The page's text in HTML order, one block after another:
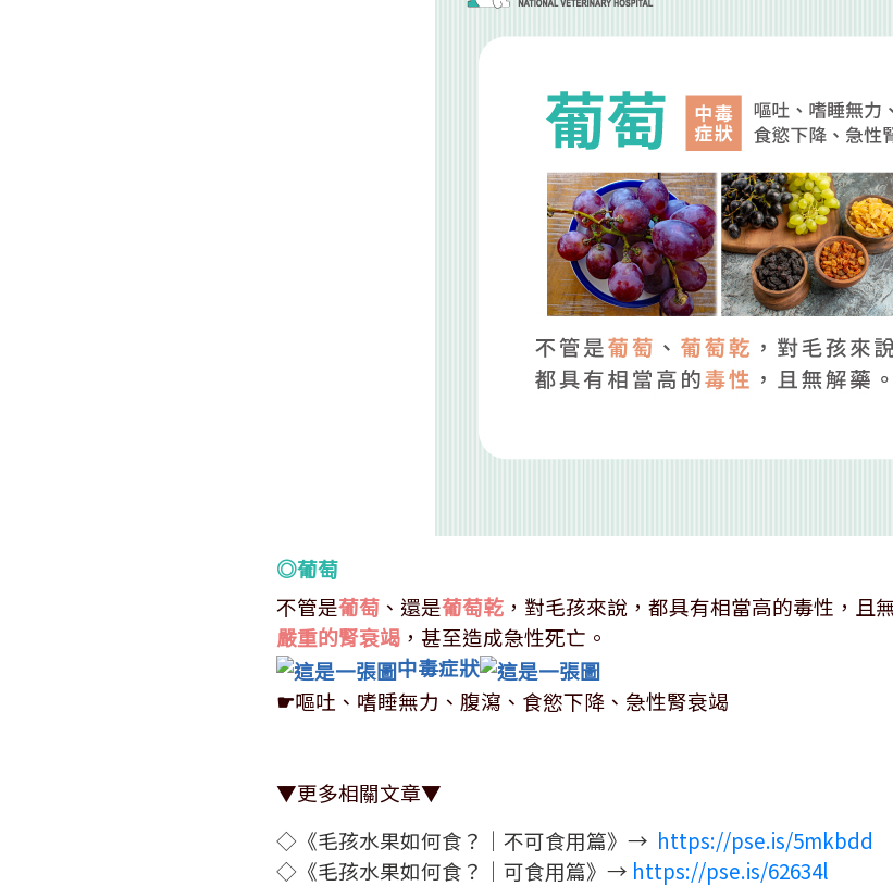
◎葡萄
不管是葡萄 、還是葡萄乾 ，對毛孩來說，都具有相當高的毒性，且
嚴重的腎衰竭 ，甚至造成急性死亡。
中毒症狀
☛嘔吐、嗜睡無力、腹瀉、食慾下降、急性腎衰竭
▼更多相關文章▼
◇《毛孩水果如何食？｜不可食用篇》→ https://pse.is/5mkbdd
◇《毛孩水果如何食？｜可食用篇》→ https://pse.is/62634l